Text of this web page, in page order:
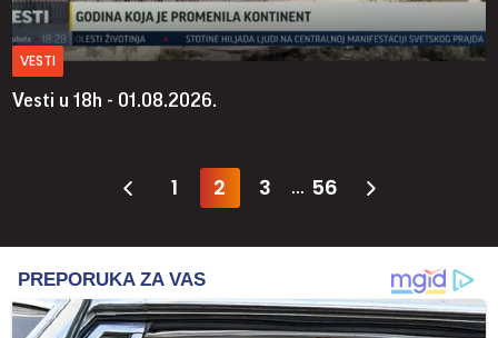
VESTI
Vesti u 18h - 01.08.2026.
1 2 3 ... 56